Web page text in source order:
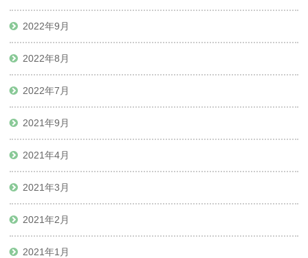
2022年9月
2022年8月
2022年7月
2021年9月
2021年4月
2021年3月
2021年2月
2021年1月